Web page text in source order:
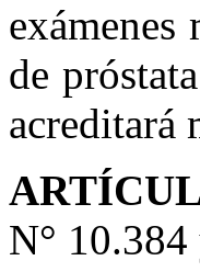
de
acreditará
N°